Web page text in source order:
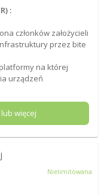
:
członków założycieli
przez bite
na której
urządzeń
lub więcej
Nielimitowana